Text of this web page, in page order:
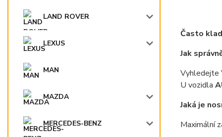
LAND ROVER
LEXUS
MAN
MAZDA
MERCEDES-BENZ
Často
Jak
Vyhledejte
U vozidla
Jaká je
Maximální